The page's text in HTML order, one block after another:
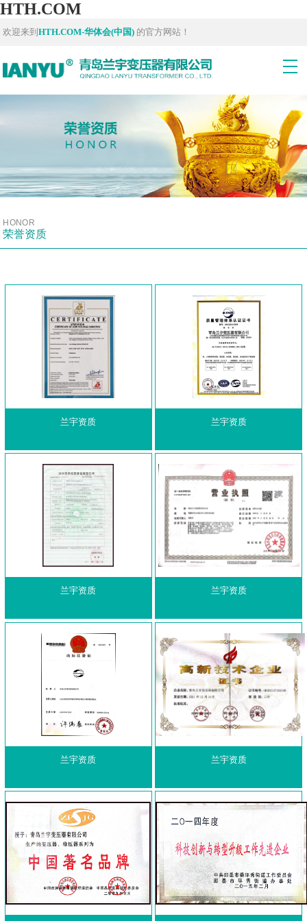
HTH.COM
欢迎来到HTH.COM-华体会(中国) 的官方网站！
HONOR
荣誉资质
兰宇资质 兰宇资质
兰宇资质 兰宇资质
兰宇资质 兰宇资质